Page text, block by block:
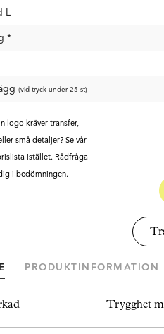
L
*
(vid tryck under 25 st)
logo kräver transfer,
små detaljer? Se vår
istället. Rådfråga
i bedömningen.
PRODUKTINFORMATION
Trygghet